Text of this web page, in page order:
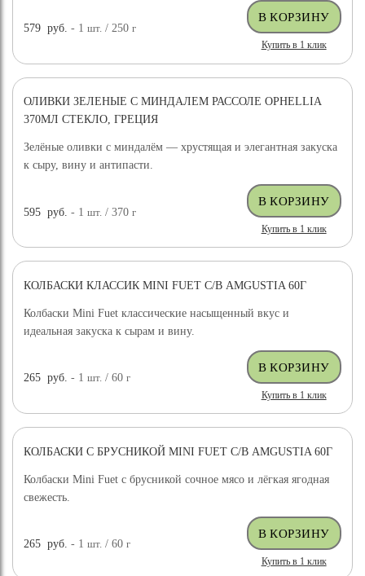
579 руб. - 1шт. / 250г
Купить в 1 клик
ОЛИВКИ ЗЕЛЕНЫЕ С МИНДАЛЕМ РАССОЛЕ OPHELLIA
370МЛ СТЕКЛО, ГРЕЦИЯ
Зелёные оливки с миндалём — хрустящая и элегантная закуска
к сыру, вину и антипасти.
595 руб. - 1шт. / 370г
Купить в 1 клик
КОЛБАСКИ КЛАССИК MINI FUET С/В AMGUSTIA 60Г
Колбаски Mini Fuet классические насыщенный вкус и
идеальная закуска к сырам и вину.
265 руб. - 1шт. / 60г
Купить в 1 клик
КОЛБАСКИ С БРУСНИКОЙ MINI FUET С/В AMGUSTIA 60Г
Колбаски Mini Fuet с брусникой сочное мясо и лёгкая ягодная
свежесть.
265 руб. - 1шт. / 60г
Купить в 1 клик